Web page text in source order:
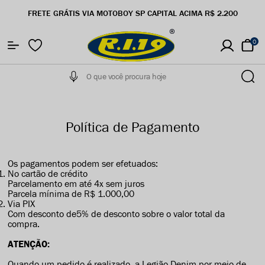
FRETE GRÁTIS VIA MOTOBOY SP CAPITAL ACIMA R$ 2.200
0
Política de Pagamento
Os pagamentos podem ser efetuados:
No cartão de crédito
Parcelamento em até 4x sem juros
Parcela mínima de R$ 1.000,00
Via PIX
Com desconto de5% de desconto sobre o valor total da
compra.
ATENÇÃO: